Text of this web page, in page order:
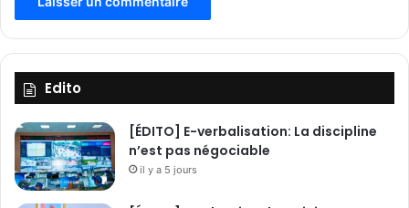
i
n
d
e
l
’
e
Edito
[ÉDITO] E-verbalisation: La discipline
n’est pas négociable
il y a 5 jours